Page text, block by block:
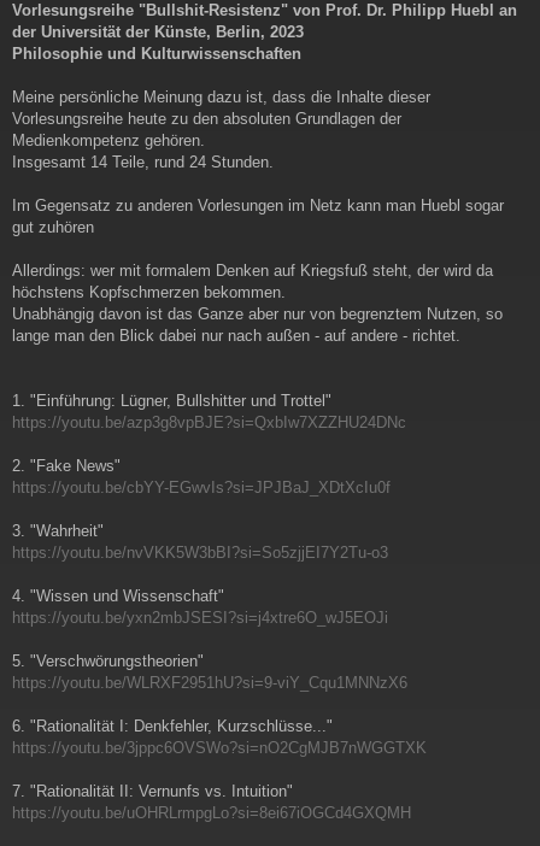
Vorlesungsreihe "Bullshit-Resistenz" von Prof. Dr. Philipp Huebl an
der Universität der Künste, Berlin, 2023
Philosophie und Kulturwissenschaften
Meine persönliche Meinung dazu ist, dass die Inhalte dieser
Vorlesungsreihe heute zu den absoluten Grundlagen der
Medienkompetenz gehören.
Insgesamt 14 Teile, rund 24 Stunden.
Im Gegensatz zu anderen Vorlesungen im Netz kann man Huebl sogar
gut zuhören
Allerdings: wer mit formalem Denken auf Kriegsfuß steht, der wird da
höchstens Kopfschmerzen bekommen.
Unabhängig davon ist das Ganze aber nur von begrenztem Nutzen, so
lange man den Blick dabei nur nach außen - auf andere - richtet.
1. "Einführung: Lügner, Bullshitter und Trottel"
https://youtu.be/azp3g8vpBJE?si=QxbIw7XZZHU24DNc
2. "Fake News"
https://youtu.be/cbYY-EGwvIs?si=JPJBaJ_XDtXcIu0f
3. "Wahrheit"
https://youtu.be/nvVKK5W3bBI?si=So5zjjEI7Y2Tu-o3
4. "Wissen und Wissenschaft"
https://youtu.be/yxn2mbJSESI?si=j4xtre6O_wJ5EOJi
5. "Verschwörungstheorien"
https://youtu.be/WLRXF2951hU?si=9-viY_Cqu1MNNzX6
6. "Rationalität I: Denkfehler, Kurzschlüsse..."
https://youtu.be/3jppc6OVSWo?si=nO2CgMJB7nWGGTXK
7. "Rationalität II: Vernunfs vs. Intuition"
https://youtu.be/uOHRLrmpgLo?si=8ei67iOGCd4GXQMH